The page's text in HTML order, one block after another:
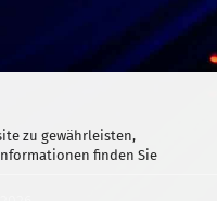
zu gewährleisten,
finden Sie